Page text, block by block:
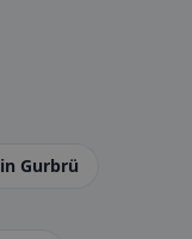
in Gurbrü